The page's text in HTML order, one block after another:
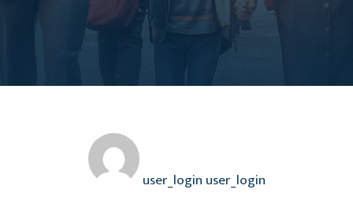
user_login user_login